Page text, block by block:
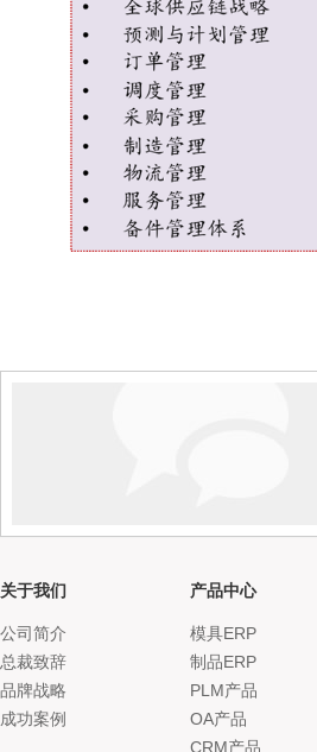
关于我们
公司简介
总裁致辞
品牌战略
成功案例
产品中心
模具ERP
制品ERP
PLM产品
OA产品
CRM产品